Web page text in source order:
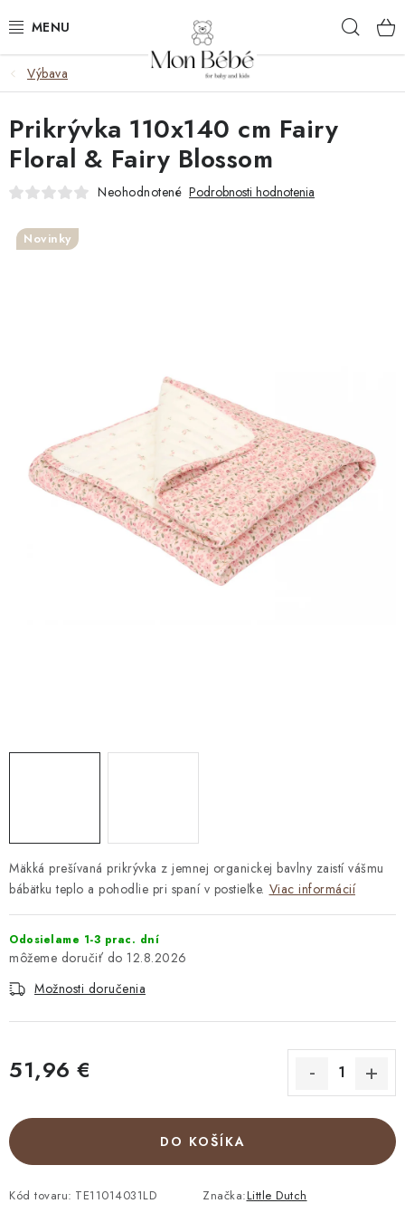
na
ZĽAVY
OBLEČENIE
VÝBAVA
O nás Všeobecné obchodné podmienky
Blog
Reklamačný poriadok
Podmienky ochrany osobných údajov a poučenie o cookies
Formulár na odstúpenie od zmluvy
Reklamačný formulár
Výbava
Mäkká prešívaná prikrývka z jemnej organickej bavlny zaistí vášmu
bábätku teplo a pohodlie pri spaní v postieľke. Viac informácií
Odosielame 1-3 prac. dní
12.8.2026
Možnosti doručenia
51,96 €
DO KOŠÍKA
Kód tovaru: TE11014031LD Značka:Little Dutch
Prikrývka 110x140 cm Fairy
Floral & Fairy Blossom
Neohodnotené Podrobnosti hodnotenia
Novinky